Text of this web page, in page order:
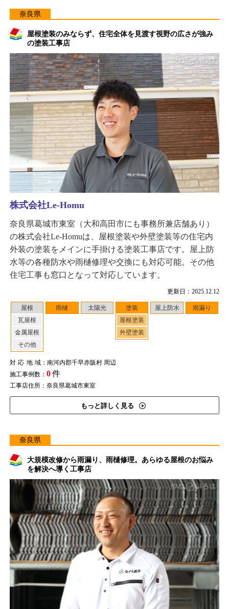
奈良県
屋根塗装のみならず、住宅全体を見渡す視野の広さが強み
の塗装工事店
更新日：2025.12.12
屋根
瓦屋根
金属屋根
その他
雨樋 太陽光
塗装
屋根塗装
外壁塗装
屋上防水 雨漏り
対応地域：南河内郡千早赤阪村 周辺
施工事例数： 0件
工事店住所：奈良県葛城市東室
もっと詳しく見る
株式会社Le-Homu
奈良県葛城市東室（大和高田市にも事務所兼店舗あり）
の株式会社Le-Homuは、屋根塗装や外壁塗装等の住宅内
外装の塗装をメインに手掛ける塗装工事店です。屋上防
水等の各種防水や雨樋修理や交換にも対応可能。その他
住宅工事も窓口となって対応しています。
奈良県
大規模改修から雨漏り、雨樋修理。あらゆる屋根のお悩み
を解決へ導く工事店